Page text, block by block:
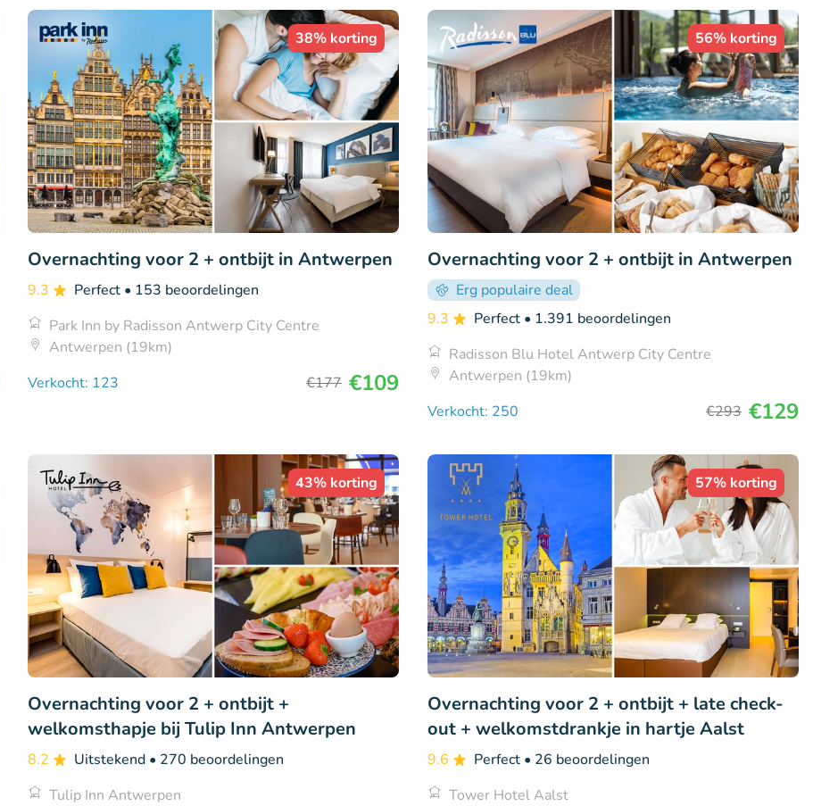
38% korting
Overnachting voor 2 + ontbijt in Antwerpen
9.3 Perfect • 153 beoordelingen
Park Inn by Radisson Antwerp City Centre
Antwerpen (19km)
Verkocht: 123
€177 €109
56% korting
Overnachting voor 2 + ontbijt in Antwerpen
Erg populaire deal
9.3
Perfect • 1.391 beoordelingen
Radisson Blu Hotel Antwerp City Centre
Antwerpen (19km)
Verkocht: 250
€293 €129
43% korting
Overnachting voor 2 + ontbijt +
welkomsthapje bij Tulip Inn Antwerpen
8.2 Uitstekend • 270 beoordelingen
Tulip Inn Antwerpen
57% korting
Overnachting voor 2 + ontbijt + late check-
out + welkomstdrankje in hartje Aalst
9.6 Perfect • 26 beoordelingen
Tower Hotel Aalst